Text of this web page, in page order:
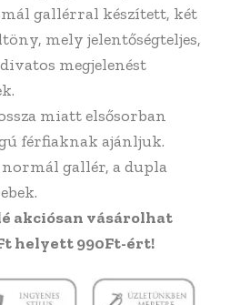
gallérral készített, két
mely jelentőségteljes,
megjelenést
miatt elsősorban
férfiaknak ajánljuk.
normál gallér, a dupla
akciósan vásárolhat
helyett 990Ft-ért!